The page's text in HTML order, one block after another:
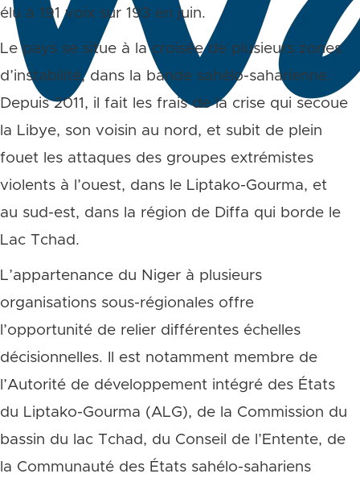
élu à 191 voix sur 193 en juin.
Le pays se situe à la croisée de plusieurs zones
d’instabilité, dans la bande sahélo-saharienne.
Depuis 2011, il fait les frais de la crise qui secoue
la Libye, son voisin au nord, et subit de plein
fouet les attaques des groupes extrémistes
violents à l’ouest, dans le Liptako-Gourma, et
au sud-est, dans la région de Diffa qui borde le
Lac Tchad.
L’appartenance du Niger à plusieurs
organisations sous-régionales offre
l’opportunité de relier différentes échelles
décisionnelles. Il est notamment membre de
l’Autorité de développement intégré des États
du Liptako-Gourma (ALG), de la Commission du
bassin du lac Tchad, du Conseil de l’Entente, de
la Communauté des États sahélo-sahariens